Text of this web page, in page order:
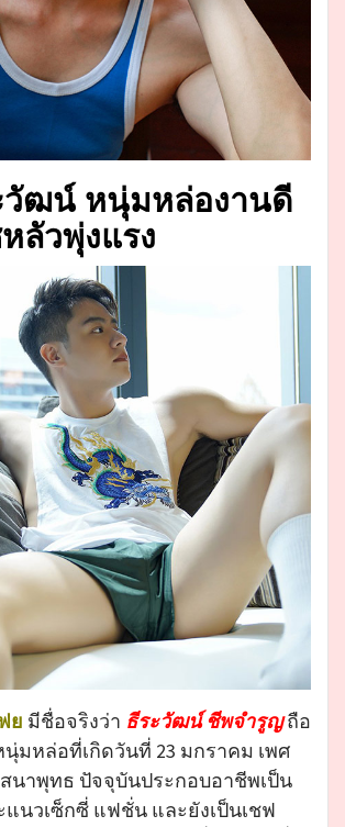
วัฒน์ หนุ่มหล่องานดี
ลัวพุ่งแรง
ย มีชื่อจริงว่า ธีระวัฒน์ ชีพจำรูญถือ
มหล่อที่เกิดวันที่ 23 มกราคม เพศ
นาพุทธ ปัจจุบันประกอบอาชีพเป็น
นวเซ็กซี่ แฟชั่น และยังเป็นเชฟ